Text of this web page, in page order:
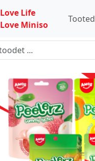
Love Life
Love Miniso
Tooted